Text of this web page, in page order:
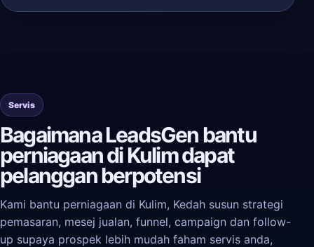
Servis
Bagaimana LeadsGen bantu
perniagaan di Kulim dapat
pelanggan berpotensi
Kami bantu perniagaan di Kulim, Kedah susun strategi
pemasaran, mesej jualan, funnel, campaign dan follow-
up supaya prospek lebih mudah faham servis anda,